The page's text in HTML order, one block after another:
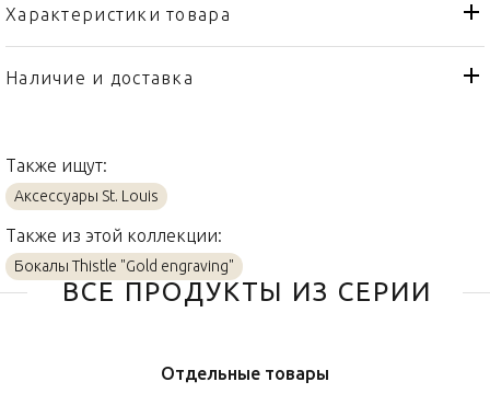
Характеристики товара
Бренд
St. Louis
Страна производителя
Наличие и доставка
Также ищут:
Аксессуары St. Louis
Также из этой коллекции:
Бокалы Thistle "Gold engraving"
ВСЕ ПРОДУКТЫ ИЗ СЕРИИ
Отдельные товары